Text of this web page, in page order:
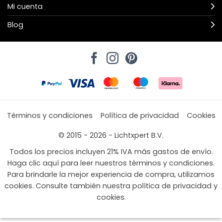
Mi cuenta
Blog
Términos y condiciones Política de privacidad
Cookies
© 2015 - 2026 - Lichtxpert B.V.
Todos los precios incluyen 21% IVA más gastos de envío.
Haga clic aquí para leer nuestros términos y condiciones.
Para brindarle la mejor experiencia de compra, utilizamos
cookies. Consulte también nuestra política de privacidad y
cookies.